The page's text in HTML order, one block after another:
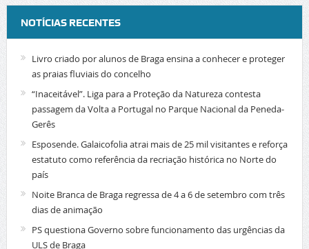
NOTÍCIAS RECENTES
Livro criado por alunos de Braga ensina a conhecer e proteger
as praias fluviais do concelho
“Inaceitável”. Liga para a Proteção da Natureza contesta
passagem da Volta a Portugal no Parque Nacional da Peneda-
Gerês
Esposende. Galaicofolia atrai mais de 25 mil visitantes e reforça
estatuto como referência da recriação histórica no Norte do
país
Noite Branca de Braga regressa de 4 a 6 de setembro com três
dias de animação
PS questiona Governo sobre funcionamento das urgências da
ULS de Braga